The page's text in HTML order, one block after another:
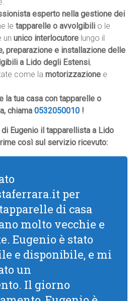
esperto nella gestione dei
letapparelle o avvolgibili o le
ununico interlocutore lungo il
preparazione e installazione delle
a Lido degli Estensi,
come lamotorizzazione e
la tua casa con tapparelle o
chiama0532050010 !
Eugenio il tapparellista a Lido
così sul servizio ricevuto:
per
di casa
molto vecchie e
Eugenio è stato
e disponibile, e mi
un
Il giorno